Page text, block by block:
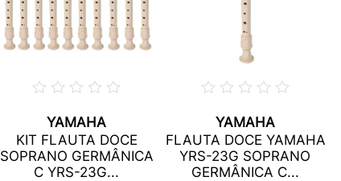
YAMAHA
KIT FLAUTA DOCE
SOPRANO GERMÂNICA
C YRS-23G...
YAMAHA
FLAUTA DOCE YAMAHA
YRS-23G SOPRANO
GERMÂNICA C...